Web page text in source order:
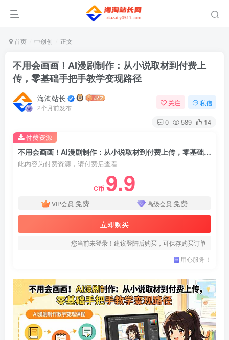
首页 中创创 正文
不用会画画！AI漫剧制作：从小说取材到付费上
传，零基础手把手教学变现路径
海淘站长
2个月前发布
关注 私信
0 589 14
不用会画画！AI漫剧制作：从小说取材到付费上传，零基础手把手教学变现路径
此内容为付费资源，请付费后查看
C币 9.9
VIP会员 免费 高级会员 免费
立即购买
您当前未登录！建议登陆后购买，可保存购买订单
用心服务！
付费资源